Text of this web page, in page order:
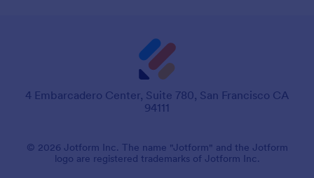
4 Embarcadero Center, Suite 780, San Francisco CA
94111
© 2026 Jotform Inc. The name "Jotform" and the Jotform
logo are registered trademarks of Jotform Inc.